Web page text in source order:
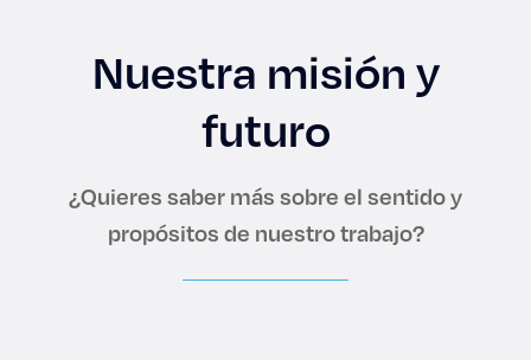
Diplomado|
Enlaces de interés
Nuestra misión y
futuro
¿Quieres saber más sobre el sentido y
propósitos de nuestro trabajo?